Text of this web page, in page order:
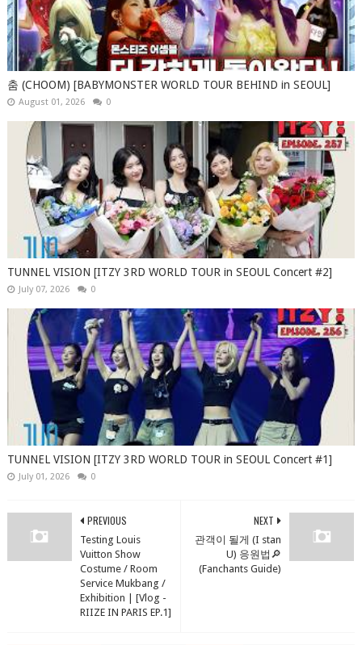
춤 (CHOOM) [BABYMONSTER WORLD TOUR BEHIND in SEOUL]
August 01, 2026 0
TUNNEL VISION [ITZY 3RD WORLD TOUR in SEOUL Concert #2]
July 07, 2026 0
TUNNEL VISION [ITZY 3RD WORLD TOUR in SEOUL Concert #1]
July 01, 2026 0
NEXT
관객이 될게 (I stan
U) 응원법🔎
(Fanchants Guide)
PREVIOUS
Testing Louis
Vuitton Show
Costume / Room
Service Mukbang /
Exhibition | [Vlog -
RIIZE IN PARIS EP.1]